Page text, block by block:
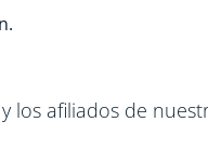
los afiliados de